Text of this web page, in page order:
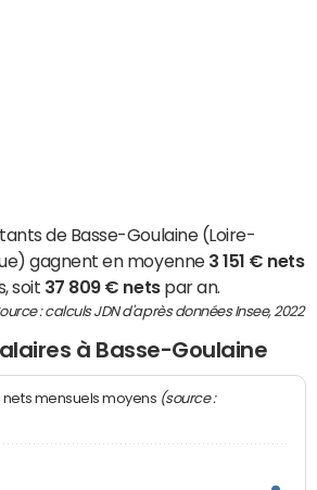
de Basse-Goulaine (Loire-
gagnent en moyenne 3 151 € nets
soit 37 809 € netspar an.
: calculs JDN d'après données Insee, 2022
à Basse-Goulaine
nets mensuels moyens (source :